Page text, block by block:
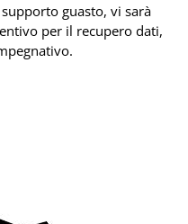
guasto, vi sarà
per il recupero dati,